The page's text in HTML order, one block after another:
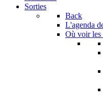
Sorties
Back
L'agenda
Où voir les